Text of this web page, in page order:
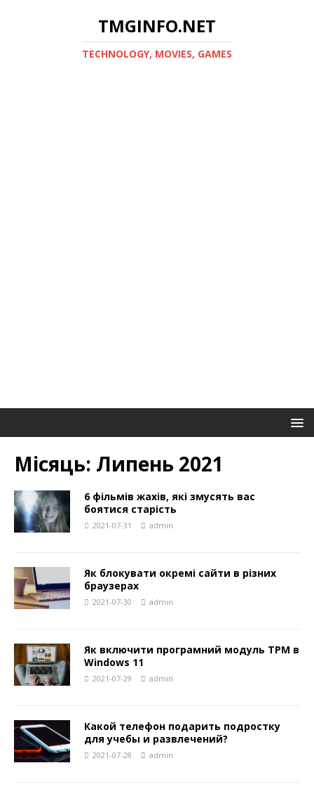
TMGINFO.NET
ТECHNOLOGY, MOVIES, GAMES
Місяць: Липень 2021
6 фільмів жахів, які змусять вас
боятися старість
2021-07-31 admin
Як блокувати окремі сайти в різних
браузерах
2021-07-30 admin
Як включити програмний модуль TPM в
Windows 11
2021-07-29 admin
Какой телефон подарить подростку
для учебы и развлечений?
2021-07-28 admin